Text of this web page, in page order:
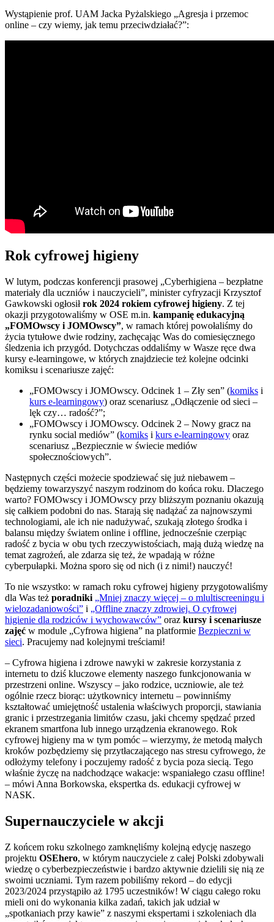
Wystąpienie prof. UAM Jacka Pyżalskiego „Agresja i przemoc
online – czy wiemy, jak temu przeciwdziałać?”:
Rok cyfrowej higieny
W lutym, podczas konferencji prasowej „Cyberhigiena – bezpłatne
materiały dla uczniów i nauczycieli”, minister cyfryzacji Krzysztof
Gawkowski ogłosiłrok 2024 rokiem cyfrowej higieny. Z tej
okazji przygotowaliśmy w OSE m.in. kampanię edukacyjną
„FOMOwscy i JOMOwscy”, w ramach której powołaliśmy do
życia tytułowe dwie rodziny, zachęcając Was do comiesięcznego
śledzenia ich przygód. Dotychczas oddaliśmy w Wasze ręce dwa
kursy e-learningowe, w których znajdziecie też kolejne odcinki
komiksu i scenariusze zajęć:
„FOMOwscy i JOMOwscy. Odcinek 1 – Zły sen” (komiks i
kurs e-learningowy) oraz scenariusz „Odłączenie od sieci –
lęk czy… radość?”;
„FOMOwscy i JOMOwscy. Odcinek 2 – Nowy gracz na
rynku social mediów” (komiks i kurs e-learningowy oraz
scenariusz „Bezpiecznie w świecie mediów
społecznościowych”.
Następnych części możecie spodziewać się już niebawem –
będziemy towarzyszyć naszym rodzinom do końca roku. Dlaczego
warto? FOMOwscy i JOMOwscy przy bliższym poznaniu okazują
się całkiem podobni do nas. Starają się nadążać za najnowszymi
technologiami, ale ich nie nadużywać, szukają złotego środka i
balansu między światem online i offline, jednocześnie czerpiąc
radość z bycia w obu tych rzeczywistościach, mają dużą wiedzę na
temat zagrożeń, ale zdarza się też, że wpadają w różne
cyberpułapki. Można sporo się od nich (i z nimi!) nauczyć!
To nie wszystko: w ramach roku cyfrowej higieny przygotowaliśmy
dla Was też poradniki „Mniej znaczy więcej – o mlultiscreeningu i
wielozadaniowości” i „Offline znaczy zdrowiej. O cyfrowej
higienie dla rodziców i wychowawców” oraz kursy i scenariusze
zajęć w module „Cyfrowa higiena” na platformie Bezpieczni w
sieci. Pracujemy nad kolejnymi treściami!
– Cyfrowa higiena i zdrowe nawyki w zakresie korzystania z
internetu to dziś kluczowe elementy naszego funkcjonowania w
przestrzeni online. Wszyscy – jako rodzice, uczniowie, ale też
ogólnie rzecz biorąc: użytkownicy internetu – powinniśmy
kształtować umiejętność ustalenia właściwych proporcji, stawiania
granic i przestrzegania limitów czasu, jaki chcemy spędzać przed
ekranem smartfona lub innego urządzenia ekranowego. Rok
cyfrowej higieny ma w tym pomóc – wierzymy, że metodą małych
kroków pozbędziemy się przytłaczającego nas stresu cyfrowego, że
odłożymy telefony i poczujemy radość z bycia poza siecią. Tego
właśnie życzę na nadchodzące wakacje: wspaniałego czasu offline!
– mówi Anna Borkowska, ekspertka ds. edukacji cyfrowej w
NASK.
Supernauczyciele w akcji
Z końcem roku szkolnego zamknęliśmy kolejną edycję naszego
projektu OSEhero, w którym nauczyciele z całej Polski zdobywali
wiedzę o cyberbezpieczeństwie i bardzo aktywnie dzielili się nią ze
swoimi uczniami. Tym razem pobiliśmy rekord – do edycji
2023/2024 przystąpiło aż 1795 uczestników! W ciągu całego roku
mieli oni do wykonania kilka zadań, takich jak udział w
„spotkaniach przy kawie” z naszymi ekspertami i szkoleniach dla